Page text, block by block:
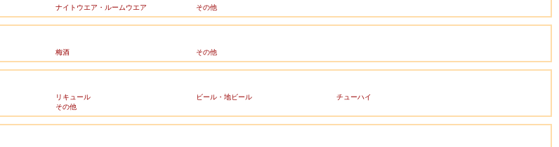
ナイトウエア・ルームウエア その他
梅酒 その他
リキュール ビール・地ビール
チューハイ
その他